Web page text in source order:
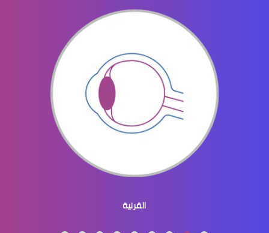
الماء الازرق بالعين
ماء الازرق بالعين
القرنية